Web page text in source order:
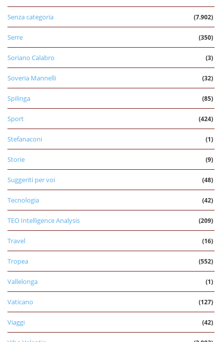
Senza categoria (7.902)
Serre (350)
Soriano Calabro (3)
Soveria Mannelli (32)
Spilinga (85)
Sport (424)
Stefanaconi (1)
Storie (9)
Suggeriti per voi (48)
Tecnologia (42)
TEO Intelligence Analysis (209)
Travel (16)
Tropea (552)
Vallelonga (1)
Vaticano (127)
Viaggi (42)